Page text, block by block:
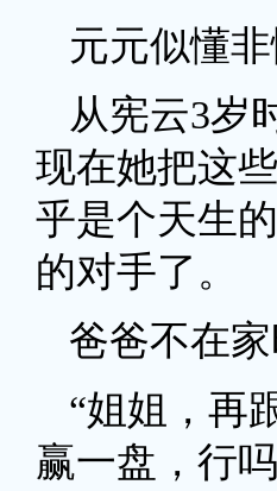
元元似懂
从宪云3岁
现在她把这
乎是个天生
的对手了。
爸爸不在
“姐姐，再
赢一盘，行